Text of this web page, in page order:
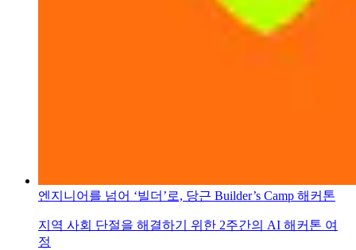
엔지니어를 넘어 ‘빌더’로, 당근 Builder’s Camp 해커톤
지역 사회 단절을 해결하기 위한 2주간의 AI 해커톤 여
정